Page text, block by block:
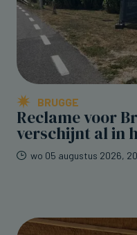
BRUGGE
Reclame voor
verschijnt al in
wo 05 augustus 2026,